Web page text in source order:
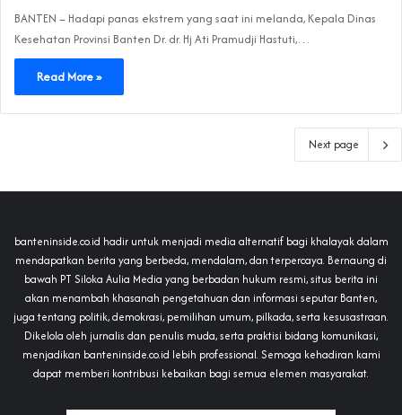
BANTEN – Hadapi panas ekstrem yang saat ini melanda, Kepala Dinas
Kesehatan Provinsi Banten Dr. dr. Hj Ati Pramudji Hastuti,…
Read More »
Next page
banteninside.co.id hadir untuk menjadi media alternatif bagi khalayak dalam
mendapatkan berita yang berbeda, mendalam, dan terpercaya. Bernaung di
bawah PT Siloka Aulia Media yang berbadan hukum resmi, situs berita ini
akan menambah khasanah pengetahuan dan informasi seputar Banten,
juga tentang politik, demokrasi, pemilihan umum, pilkada, serta kesusastraan.
Dikelola oleh jurnalis dan penulis muda, serta praktisi bidang komunikasi,
menjadikan banteninside.co.id lebih professional. Semoga kehadiran kami
dapat memberi kontribusi kebaikan bagi semua elemen masyarakat.